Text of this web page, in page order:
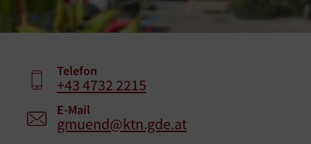
Telefon
+43 4732 2215
E-Mail
gmuend@ktn.gde.at